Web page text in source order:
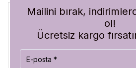
Blue Abyss
30 Temmuz 2026
Hilal A.
Satın Alınmış
Mailini bırak,
ol!
Ücretsiz kargo